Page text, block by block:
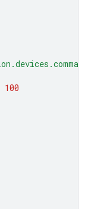
100